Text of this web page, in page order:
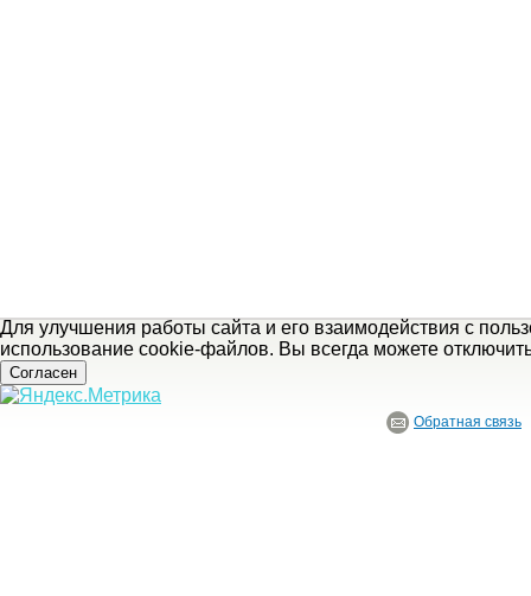
Для улучшения работы сайта и его взаимодействия с
использование cookie-файлов. Вы всегда можете
Согласен
Обратная связь